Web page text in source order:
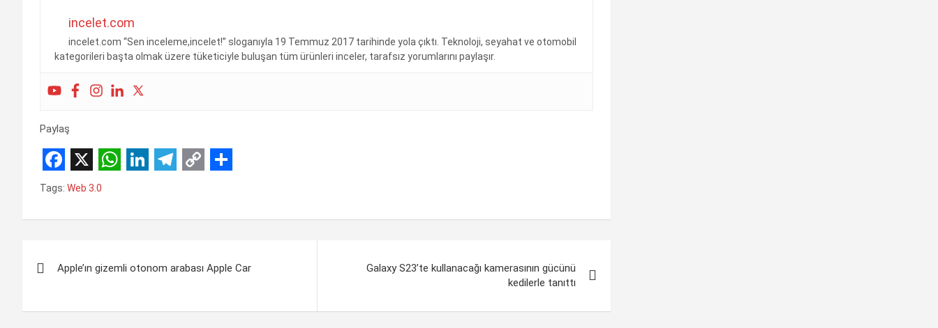
incelet.com
incelet.com “Sen inceleme,incelet!” sloganıyla 19 Temmuz 2017 tarihinde yola çıktı. Teknoloji, seyahat ve otomobil
kategorileri başta olmak üzere tüketiciyle buluşan tüm ürünleri inceler, tarafsız yorumlarını paylaşır.
Paylaş
F
c
b
o
X W
a
s
p
n
e
I
l
g
a
p
L
n
a
e
Tags: Web 3.0
gezinmesi
Apple’ın gizemli otonom arabası Apple Car
Galaxy S23’te kullanacağı kamerasının gücünü
kedilerle tanıttı